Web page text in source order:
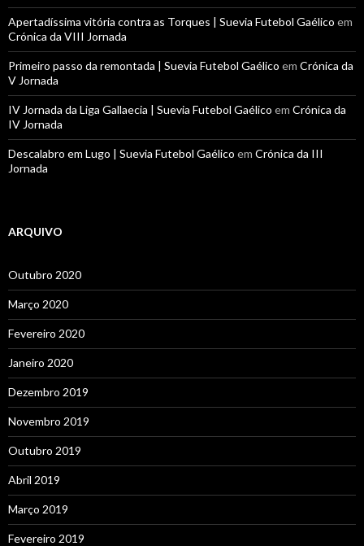
Apertadíssima vitória contra as Torques | Suevia Futebol Gaélico em
Crónica da VIII Jornada
Primeiro passo da remontada | Suevia Futebol Gaélico em Crónica da
V Jornada
IV Jornada da Liga Gallaecia | Suevia Futebol Gaélico em Crónica da
IV Jornada
Descalabro em Lugo | Suevia Futebol Gaélico em Crónica da III
Jornada
ARQUIVO
Outubro 2020
Março 2020
Fevereiro 2020
Janeiro 2020
Dezembro 2019
Novembro 2019
Outubro 2019
Abril 2019
Março 2019
Fevereiro 2019